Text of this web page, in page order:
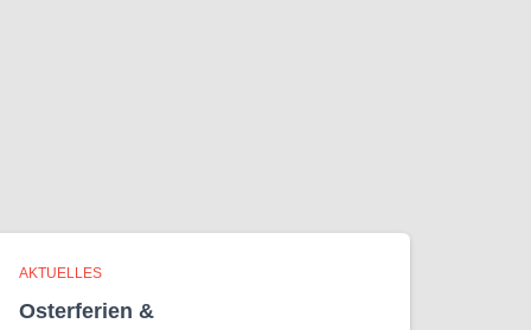
AKTUELLES
Osterferien &